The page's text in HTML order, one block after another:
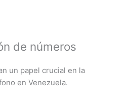
de números
un papel crucial en la
en Venezuela.